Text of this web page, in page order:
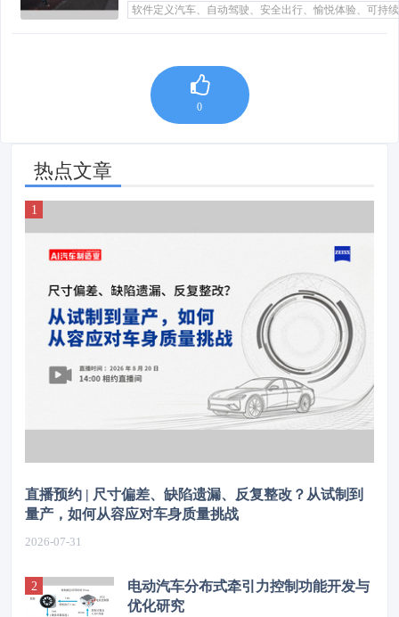
软件定义汽车、自动驾驶、安全出行、愉悦体验、可持
0
热点文章
直播预约 | 尺寸偏差、缺陷遗漏、反复整改？从试制到
量产，如何从容应对车身质量挑战
2026-07-31
电动汽车分布式牵引力控制功能开发与
优化研究